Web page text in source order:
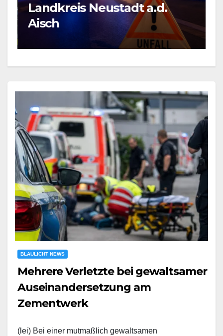
Landkreis Neustadt a.d.
Aisch
BLAULICHT NEWS
Mehrere Verletzte bei gewaltsamer
Auseinandersetzung am
Zementwerk
(lei) Bei einer mutmaßlich gewaltsamen